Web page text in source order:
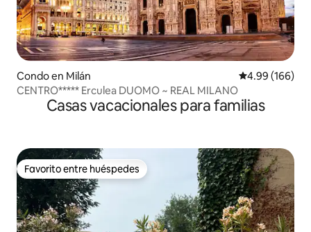
Condo en Milán Calificación
4.99 (166)
CENTRO***** Erculea DUOMO ~ REAL MILANO
Casas vacacionales para familias
Favorito entre huéspedes
Favorito entre huéspedes